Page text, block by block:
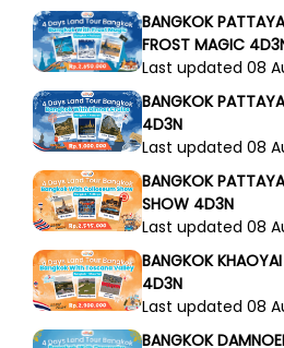
BANGKOK
FROST MAGIC
Last updated 08
BANGKOK
4D3N
Last updated 08
BANGKOK
SHOW 4D3N
Last updated 08
BANGKOK
4D3N
Last updated 08
BANGKOK